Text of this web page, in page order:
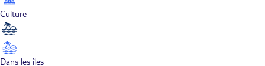
Culture
Dans les îles